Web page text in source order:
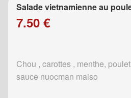
Salade vietnamienne au
7.50 €
Chou , carottes , menthe,
sauce nuocman maiso